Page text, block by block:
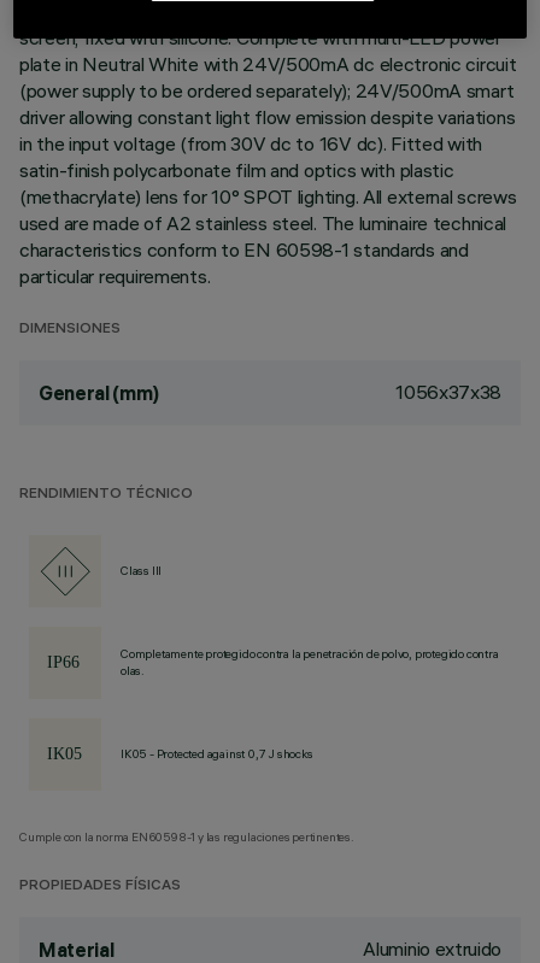
screen, fixed with silicone. Complete with multi-LED power
plate in Neutral White with 24V/500mA dc electronic circuit
(power supply to be ordered separately); 24V/500mA smart
driver allowing constant light flow emission despite variations
in the input voltage (from 30V dc to 16V dc). Fitted with
satin-finish polycarbonate film and optics with plastic
(methacrylate) lens for 10° SPOT lighting. All external screws
used are made of A2 stainless steel. The luminaire technical
characteristics conform to EN 60598-1 standards and
particular requirements.
DIMENSIONES
General (mm) 1056x37x38
RENDIMIENTO TÉCNICO
Class III
Completamente protegido contra la penetración de polvo, protegido contra
olas.
IK05 - Protected against 0,7 J shocks
Cumple con la norma EN60598-1 y las regulaciones pertinentes.
PROPIEDADES FÍSICAS
Material Aluminio extruido